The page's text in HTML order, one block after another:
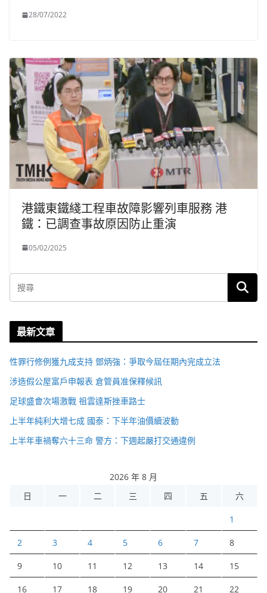
28/07/2022
港鐵東鐵綫工程車故障影響列車服務 港
鐵：已調查事故原因防止重演
05/02/2025
最新文章
性罪行修例獲九成支持 鄧炳強：爭取今屆任期內完成立法
涉造假公屋富戶申報表 倉管員准保釋候訊
足球盛會次場激戰 祖雲達斯挫車路士
上半年純利大增七成 國泰：下半年油價續波動
上半年車禍奪六十三命 警方：下週起嚴打交通違例
2026 年 8 月
日
一 二 三 四 五 六
1
2 3 4 5 6 7 8
9 10 11 12 13 14 15
16 17 18 19 20 21 22